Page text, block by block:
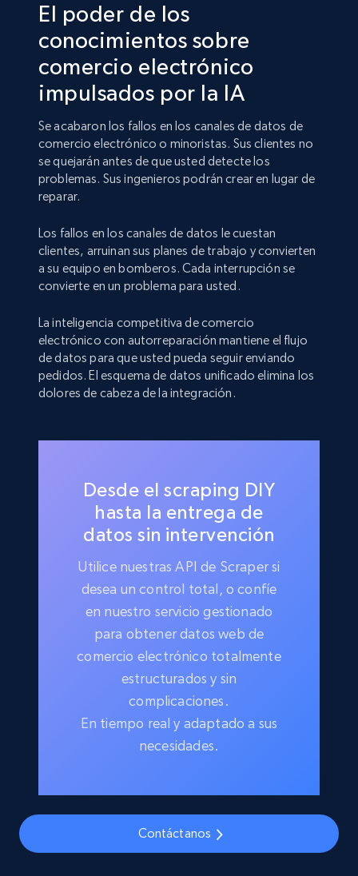
El poder de los
conocimientos sobre
comercio electrónico
impulsados por la IA
Se acabaron los fallos en los canales de datos de
comercio electrónico o minoristas. Sus clientes no
se quejarán antes de que usted detecte los
problemas. Sus ingenieros podrán crear en lugar de
reparar.
Los fallos en los canales de datos le cuestan
clientes, arruinan sus planes de trabajo y convierten
a su equipo en bomberos. Cada interrupción se
convierte en un problema para usted.
La inteligencia competitiva de comercio
electrónico con autorreparación mantiene el flujo
de datos para que usted pueda seguir enviando
pedidos. El esquema de datos unificado elimina los
dolores de cabeza de la integración.
Desde el scraping DIY
hasta la entrega de
datos sin intervención
Utilice nuestras API de Scraper si
desea un control total, o confíe
en nuestro servicio gestionado
para obtener datos web de
comercio electrónico totalmente
estructurados y sin
complicaciones.
En tiempo real y adaptado a sus
necesidades.
Contáctanos